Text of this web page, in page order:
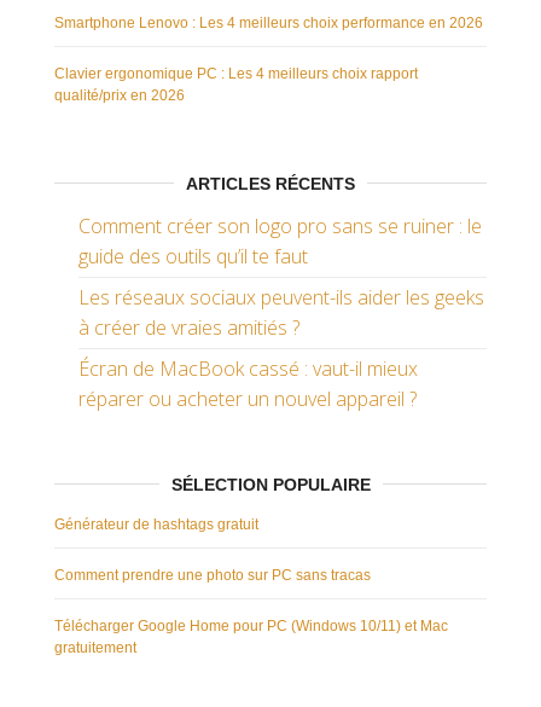
Smartphone Lenovo : Les 4 meilleurs choix performance en 2026
Clavier ergonomique PC : Les 4 meilleurs choix rapport
qualité/prix en 2026
ARTICLES RÉCENTS
Comment créer son logo pro sans se ruiner : le
guide des outils qu’il te faut
Les réseaux sociaux peuvent-ils aider les geeks
à créer de vraies amitiés ?
Écran de MacBook cassé : vaut-il mieux
réparer ou acheter un nouvel appareil ?
SÉLECTION POPULAIRE
Générateur de hashtags gratuit
Comment prendre une photo sur PC sans tracas
Télécharger Google Home pour PC (Windows 10/11) et Mac
gratuitement